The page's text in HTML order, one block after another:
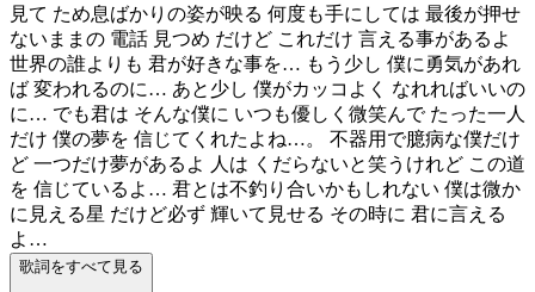
見て ため息ばかりの姿が映る 何度も手にしては 最後が押せ
ないままの 電話 見つめ だけど これだけ 言える事があるよ
世界の誰よりも 君が好きな事を… もう少し 僕に勇気があれ
ば 変われるのに… あと少し 僕がカッコよく なれればいいの
に… でも君は そんな僕に いつも優しく微笑んで たった一人
だけ 僕の夢を 信じてくれたよね…。 不器用で臆病な僕だけ
ど 一つだけ夢があるよ 人は くだらないと笑うけれど この道
を 信じているよ… 君とは不釣り合いかもしれない 僕は微か
に見える星 だけど必ず 輝いて見せる その時に 君に言える
よ…
歌詞をすべて見る